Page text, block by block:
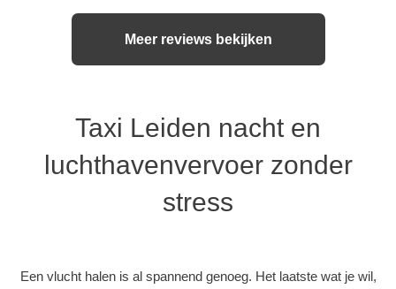
Meer reviews bekijken
Taxi Leiden nacht en
luchthavenvervoer zonder
stress
Een vlucht halen is al spannend genoeg. Het laatste wat je wil,